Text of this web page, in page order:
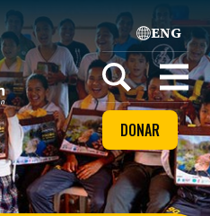
ENG
Open
menu
DONAR